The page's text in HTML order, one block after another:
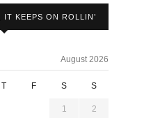
IT KEEPS ON ROLLIN’
August 2026
T F S S
1 2